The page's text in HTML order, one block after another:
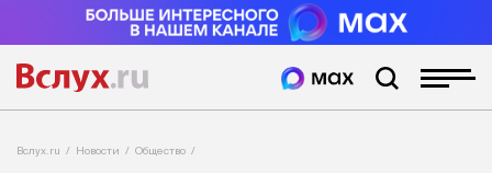
Вслух.ru Новости Общество